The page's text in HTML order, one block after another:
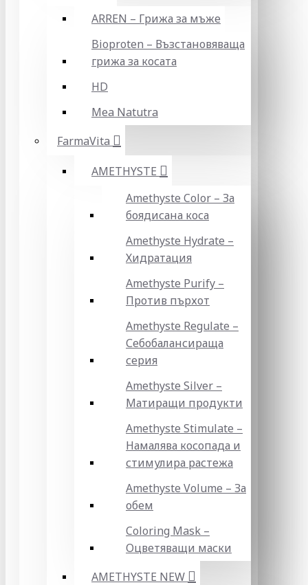
ARREN – Грижа за мъже
Bioproten – Възстановяваща
грижа за косата
HD
Mea Natutra
FarmaVita
AMETHYSTE
Amethyste Color – За
боядисана коса
Amethyste Hydrate –
Хидратация
Amethyste Purify –
Против пърхот
Amethyste Regulate –
Себобалансираща
серия
Amethyste Silver –
Матиращи продукти
Amethyste Stimulate –
Намалява косопада и
стимулира растежа
Amethyste Volume – За
обем
Coloring Mask –
Оцветяващи маски
AMETHYSTE NEW